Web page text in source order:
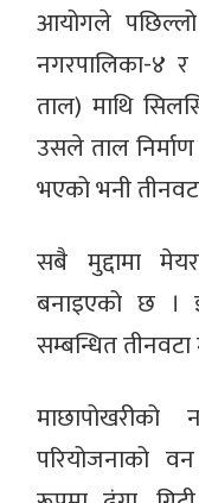
आयोगले पछिल्लो
नगरपालिका-४ र
ताल) माथि
उसले ताल निर्माण
भएको भनी
सबै मुद्दामा
बनाइएको छ ।
सम्बन्धित
परियोजनाको